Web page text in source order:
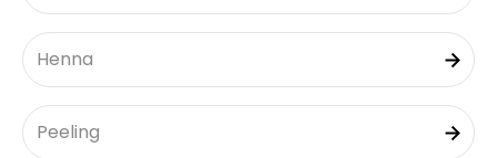
Henna
Peeling